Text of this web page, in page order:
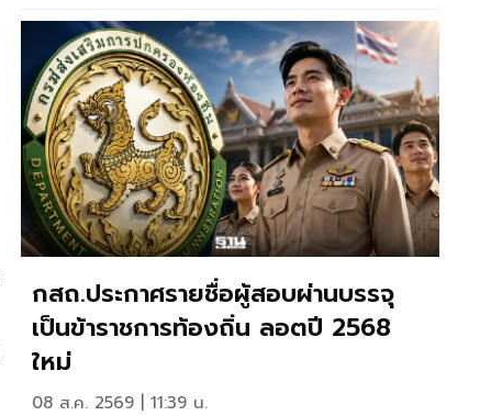
กสถ.ประกาศรายชื่อผู้สอบผ่านบรรจุ
เป็นข้าราชการท้องถิ่น ลอตปี 2568
ใหม่
08 ส.ค. 2569 | 11:39 น.